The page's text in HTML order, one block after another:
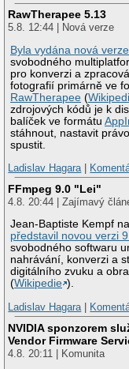
RawTherapee 5.13
5.8. 12:44 | Nová verze
Byla vydána nová
svobodného
pro konverzi a
fotografií primárně ve
RawTherapee (
zdrojových kódů je k
balíček ve formátu
stáhnout, nastavit
spustit.
Ladislav Hagara|
FFmpeg 9.0 "Lei"
4.8. 20:44 | Zajímavý
Jean-Baptiste Kempf
představil novou verzi
svobodného softwaru
nahrávání, konverzi a
digitálního zvuku a
(Wikipedie ).
Ladislav Hagara|
NVIDIA sponzorem
Vendor Firmware
4.8. 20:11 | Komunita